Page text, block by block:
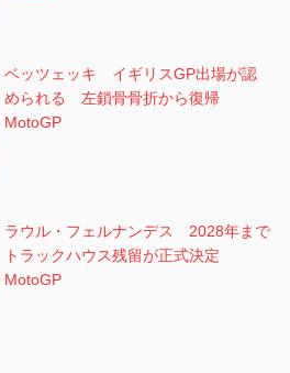
ベッツェッキ イギリスGP出場が認
められる 左鎖骨骨折から復帰
MotoGP
ラウル・フェルナンデス 2028年まで
トラックハウス残留が正式決定
MotoGP